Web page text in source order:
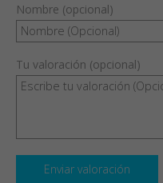
Nombre (opcional)
Tu valoración (opcional)
Enviar valoración